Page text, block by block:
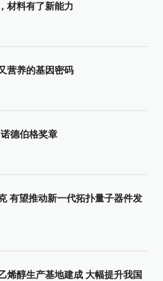
材料有了新能力
营养的基因密码
德伯格奖章
有望推动新一代拓扑量子器件发
烯醇生产基地建成 大幅提升我国